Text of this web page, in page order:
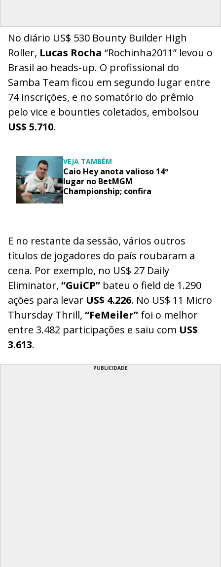
No diário US$ 530 Bounty Builder High
Roller, Lucas Rocha “Rochinha2011” levou o
Brasil ao heads-up. O profissional do
Samba Team ficou em segundo lugar entre
74 inscrições, e no somatório do prêmio
pelo vice e bounties coletados, embolsou
US$ 5.710.
VEJA TAMBÉM
Caio Hey anota valioso 14º
lugar no BetMGM
Championship; confira
E no restante da sessão, vários outros
títulos de jogadores do país roubaram a
cena. Por exemplo, no US$ 27 Daily
Eliminator, “GuiCP” bateu o field de 1.290
ações para levar US$ 4.226. No US$ 11 Micro
Thursday Thrill, “FeMeiler” foi o melhor
entre 3.482 participações e saiu com US$
3.613.
PUBLICIDADE